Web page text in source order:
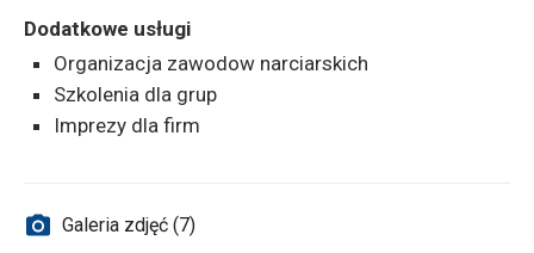
Dodatkowe usługi
Organizacja zawodow narciarskich
Szkolenia dla grup
Imprezy dla firm
Galeria zdjęć (7)